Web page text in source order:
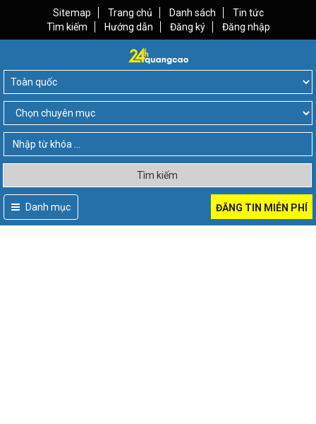
Sitemap Trang chủ Danh sách
Tin tức
Tìm kiếm
Hướng dẫn Đăng ký Đăng nhập
Tìm kiếm
Danh mục ĐĂNG TIN MIỄN PHÍ